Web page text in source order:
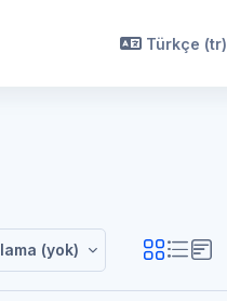
Türkçe ‎(tr)‎
(yok)